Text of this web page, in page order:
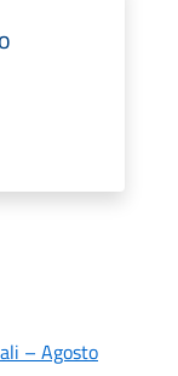
– Agosto